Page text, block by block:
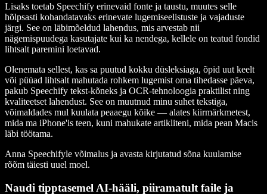
Lisaks toetab Speechify erinevaid fonte ja taustu, muutes selle
hõlpsasti kohandatavaks erinevate lugemiseelistuste ja vajaduste
järgi. See on läbimõeldud lahendus, mis arvestab nii
nägemispuudega kasutajate kui ka nendega, kellele on teatud fondid
lihtsalt paremini loetavad.
Olenemata sellest, kas sa puutud kokku düsleksiaga, õpid uut keelt
või püüad lihtsalt mahutada rohkem lugemist oma tihedasse päeva,
pakub Speechify tekst-kõneks ja OCR-tehnoloogia praktilist ning
kvaliteetset lahendust. See on muutnud minu suhet tekstiga,
võimaldades mul kuulata peaaegu kõike — alates kiirmärkmetest,
mida ma iPhone'is teen, kuni mahukate artikliteni, mida pean Macis
läbi töötama.
Anna Speechifyle võimalus ja avasta kirjutatud sõna kuulamise
rõõm täiesti uuel moel.
Naudi tipptasemel AI-hääli, piiramatult faile ja